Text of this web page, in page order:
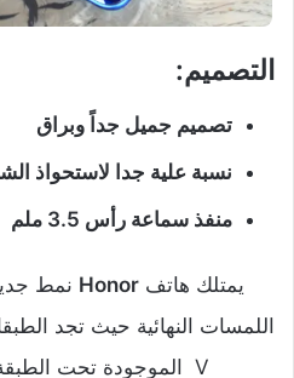
التصميم:
تصميم جميل جداً وبراق
نسبة علية جدا لاستحواذ
منفذ سماعة رأس 3.5 ملم
يمتلك هاتفHonor نمط
اللمسات النهائية حيث تجد
V الموجودة تحت الطبقة الزجاجية الخلفية ،